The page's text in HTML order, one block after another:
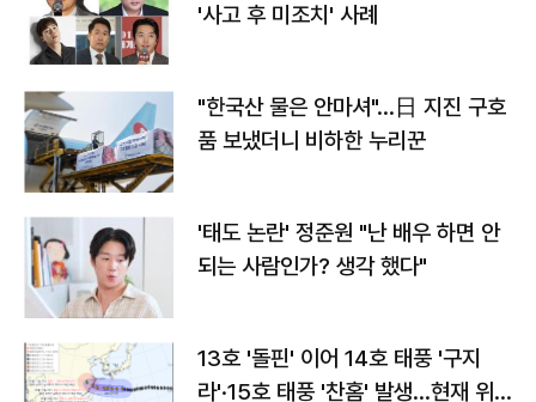
'사고 후 미조치' 사례
"한국산 물은 안마셔"…日 지진 구호
품 보냈더니 비하한 누리꾼
'태도 논란' 정준원 "난 배우 하면 안
되는 사람인가? 생각 했다"
13호 '돌핀' 이어 14호 태풍 '구지
라'·15호 태풍 '찬홈' 발생…현재 위